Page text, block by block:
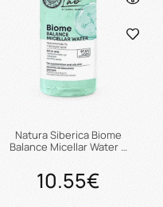
Natura Siberica Biome
Balance Micellar Water …
10.55€